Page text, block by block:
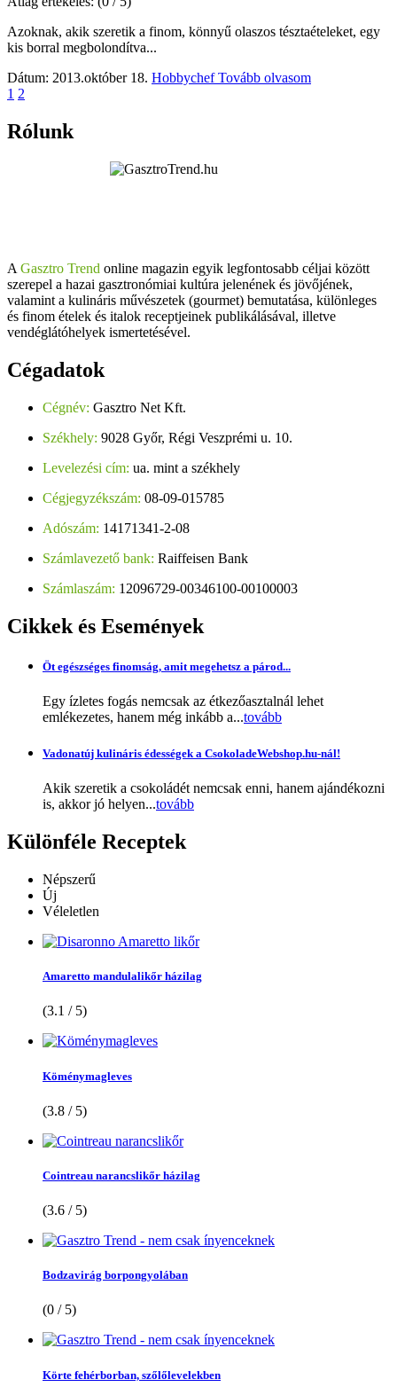
Azoknak, akik szeretik a finom, könnyű olaszos tésztaételeket, egy
kis borral megbolondítva...
Dátum: 2013.október 18. HobbychefTovább olvasom
1 2
Rólunk
A Gasztro Trend online magazin egyik legfontosabb céljai között
szerepel a hazai gasztronómiai kultúra jelenének és jövőjének,
valamint a kulináris művészetek (gourmet) bemutatása, különleges
és finom ételek és italok receptjeinek publikálásával, illetve
vendéglátóhelyek ismertetésével.
Cégadatok
Cégnév: Gasztro Net Kft.
Székhely: 9028 Győr, Régi Veszprémi u. 10.
Levelezési cím: ua. mint a székhely
Cégjegyzékszám: 08-09-015785
Adószám: 14171341-2-08
Számlavezető bank: Raiffeisen Bank
Számlaszám: 12096729-00346100-00100003
Cikkek és Események
Öt egészséges finomság, amit megehetsz a párod...
Egy ízletes fogás nemcsak az étkezőasztalnál lehet
emlékezetes, hanem még inkább a...tovább
Vadonatúj kulináris édességek a CsokoladeWebshop.hu-nál!
Akik szeretik a csokoládét nemcsak enni, hanem ajándékozni
is, akkor jó helyen...tovább
Különféle Receptek
Népszerű
Új
Véleletlen
Amaretto mandulalikőr házilag
(3.1 / 5)
Köménymagleves
(3.8 / 5)
Cointreau narancslikőr házilag
(3.6 / 5)
Bodzavirág borpongyolában
(0 / 5)
Körte fehérborban, szőlőlevelekben